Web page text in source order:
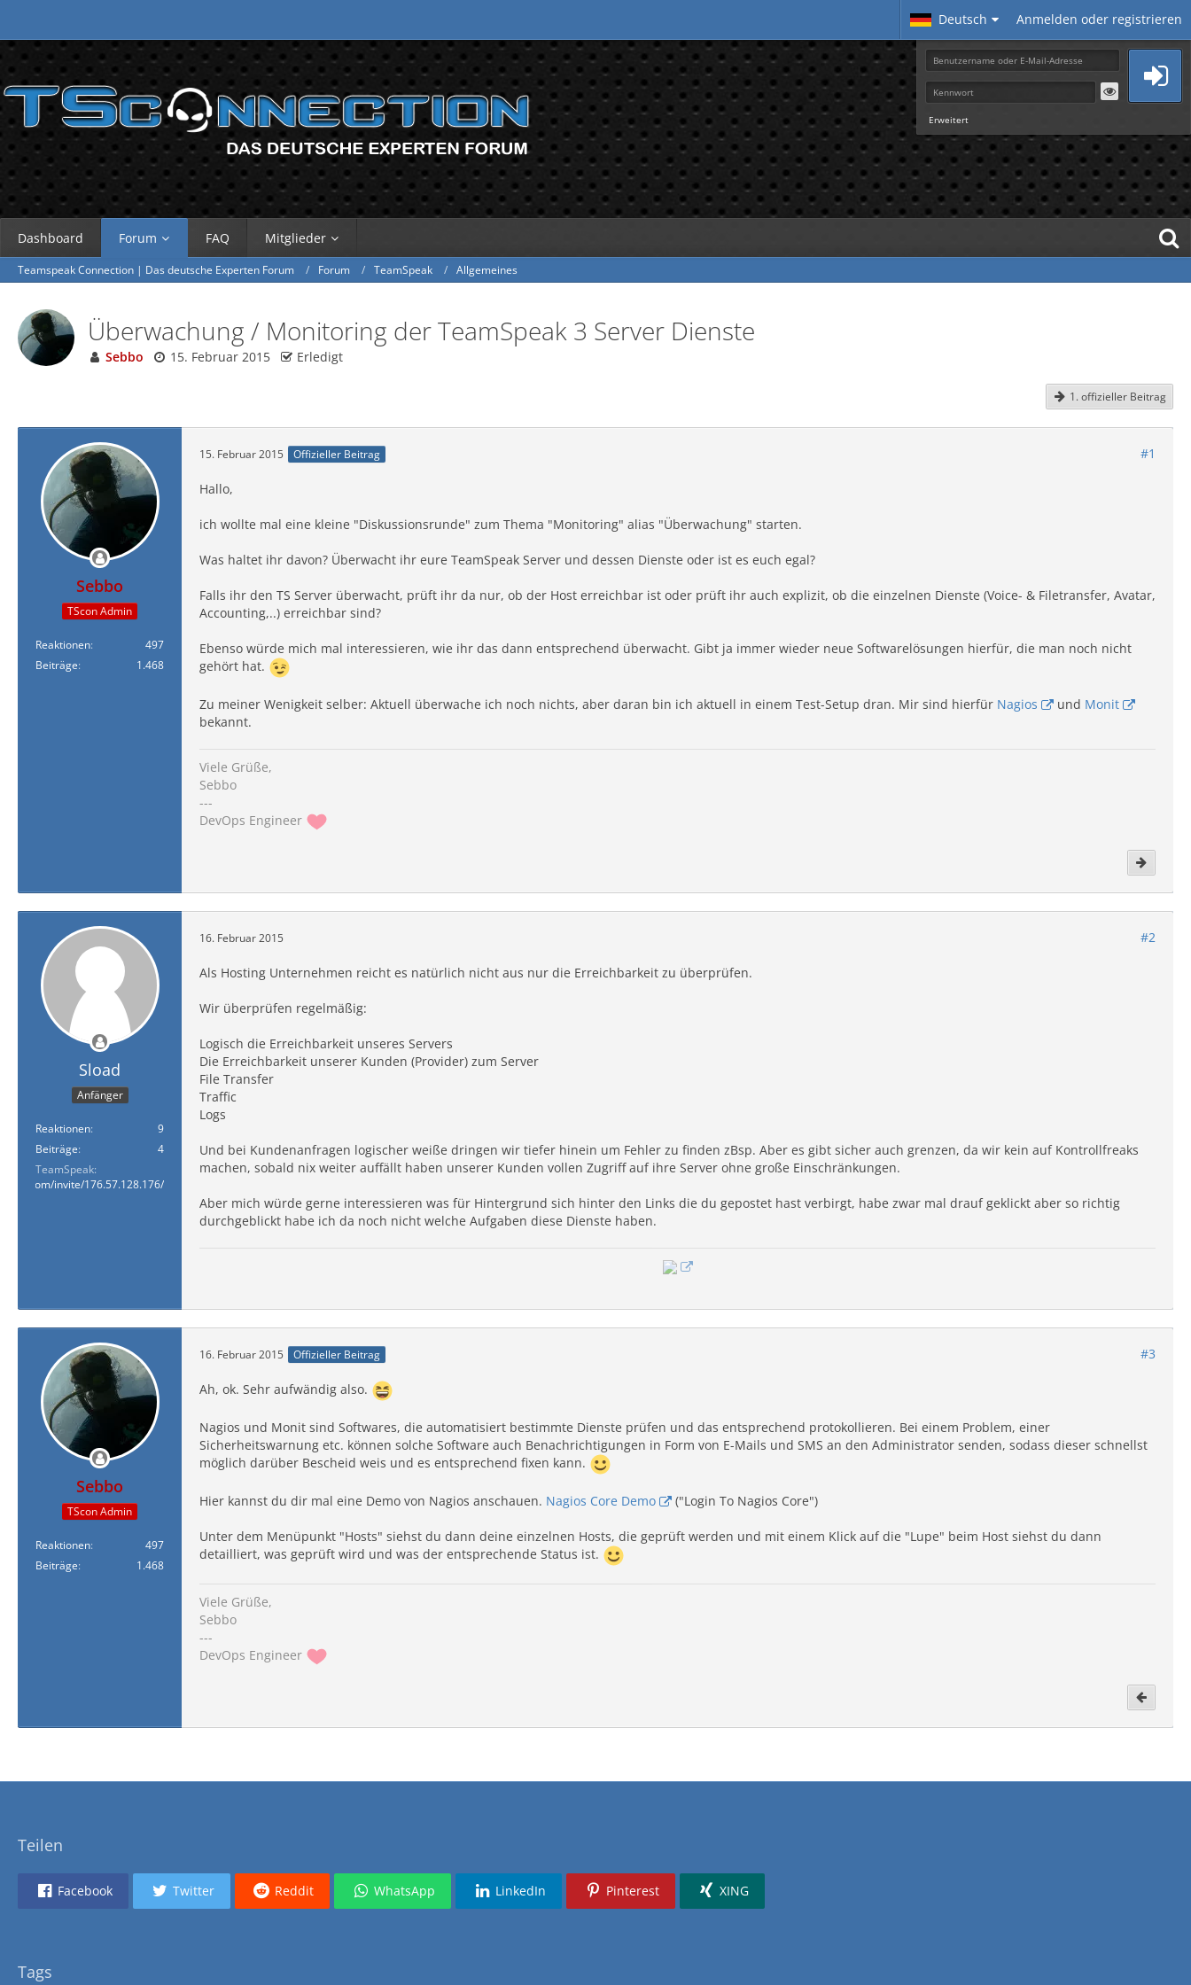
Deutsch Anmelden oder registrieren
Erweitert
Dashboard Forum FAQ Mitglieder
Teamspeak Connection | Das deutsche Experten Forum Forum TeamSpeak Allgemeines
Überwachung / Monitoring der TeamSpeak 3 Server Dienste
Sebbo 15. Februar 2015 Erledigt
1. offizieller Beitrag
Sebbo
TScon Admin
Reaktionen
497
Beiträge
1.468
15. Februar 2015 Offizieller Beitrag #1
Hallo,
ich wollte mal eine kleine "Diskussionsrunde" zum Thema "Monitoring" alias "Überwachung" starten.
Was haltet ihr davon? Überwacht ihr eure TeamSpeak Server und dessen Dienste oder ist es euch egal?
Falls ihr den TS Server überwacht, prüft ihr da nur, ob der Host erreichbar ist oder prüft ihr auch explizit, ob die einzelnen Dienste (Voice- & Filetransfer, Avatar,
Accounting,..) erreichbar sind?
Ebenso würde mich mal interessieren, wie ihr das dann entsprechend überwacht. Gibt ja immer wieder neue Softwarelösungen hierfür, die man noch nicht
gehört hat.
Zu meiner Wenigkeit selber: Aktuell überwache ich noch nichts, aber daran bin ich aktuell in einem Test-Setup dran. Mir sind hierfür Nagios und Monit
bekannt.
Viele Grüße,
Sebbo
---
DevOps Engineer
Sload
Anfänger
Reaktionen
9
Beiträge
4
TeamSpeak
invite/176.57.128.176/
16. Februar 2015 #2
Als Hosting Unternehmen reicht es natürlich nicht aus nur die Erreichbarkeit zu überprüfen.
Wir überprüfen regelmäßig:
Logisch die Erreichbarkeit unseres Servers
Die Erreichbarkeit unserer Kunden (Provider) zum Server
File Transfer
Traffic
Logs
Und bei Kundenanfragen logischer weiße dringen wir tiefer hinein um Fehler zu finden zBsp. Aber es gibt sicher auch grenzen, da wir kein auf Kontrollfreaks
machen, sobald nix weiter auffällt haben unserer Kunden vollen Zugriff auf ihre Server ohne große Einschränkungen.
Aber mich würde gerne interessieren was für Hintergrund sich hinter den Links die du gepostet hast verbirgt, habe zwar mal drauf geklickt aber so richtig
durchgeblickt habe ich da noch nicht welche Aufgaben diese Dienste haben.
Sebbo
TScon Admin
Reaktionen
497
Beiträge
1.468
16. Februar 2015 Offizieller Beitrag #3
Ah, ok. Sehr aufwändig also.
Nagios und Monit sind Softwares, die automatisiert bestimmte Dienste prüfen und das entsprechend protokollieren. Bei einem Problem, einer
Sicherheitswarnung etc. können solche Software auch Benachrichtigungen in Form von E-Mails und SMS an den Administrator senden, sodass dieser schnellst
möglich darüber Bescheid weis und es entsprechend fixen kann.
Hier kannst du dir mal eine Demo von Nagios anschauen. Nagios Core Demo ("Login To Nagios Core")
Unter dem Menüpunkt "Hosts" siehst du dann deine einzelnen Hosts, die geprüft werden und mit einem Klick auf die "Lupe" beim Host siehst du dann
detailliert, was geprüft wird und was der entsprechende Status ist.
Viele Grüße,
Sebbo
---
DevOps Engineer
Teilen
Facebook Twitter Reddit WhatsApp LinkedIn Pinterest XING
Tags